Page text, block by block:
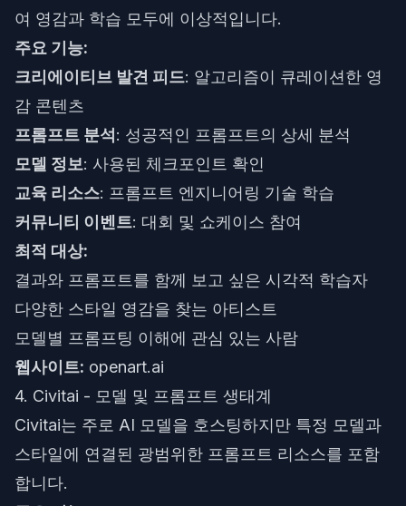
여 영감과 학습 모두에 이상적입니다.
주요 기능:
크리에이티브 발견 피드: 알고리즘이 큐레이션한 영
감 콘텐츠
프롬프트 분석 : 성공적인 프롬프트의 상세 분석
모델 정보: 사용된 체크포인트 확인
교육 리소스: 프롬프트 엔지니어링 기술 학습
커뮤니티 이벤트: 대회 및 쇼케이스 참여
최적 대상:
결과와 프롬프트를 함께 보고 싶은 시각적 학습자
다양한 스타일 영감을 찾는 아티스트
모델별 프롬프팅 이해에 관심 있는 사람
웹사이트: openart.ai
4. Civitai - 모델 및 프롬프트 생태계
Civitai는 주로 AI 모델을 호스팅하지만 특정 모델과
스타일에 연결된 광범위한 프롬프트 리소스를 포함
합니다.